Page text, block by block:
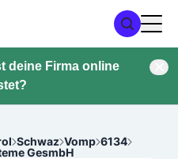
deine Firma online
Schwaz Vomp 6134
GesmbH